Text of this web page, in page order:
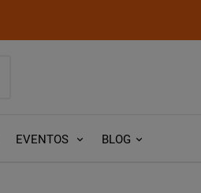
EVENTOS BLOG